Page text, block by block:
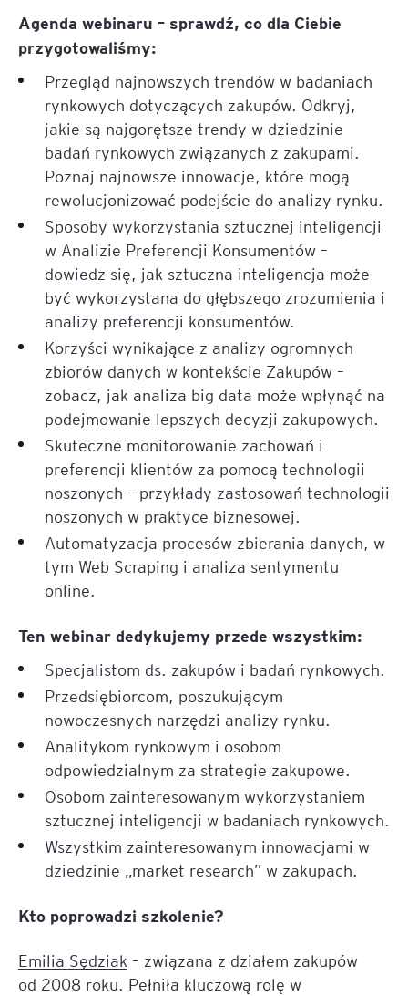
Agenda webinaru – sprawdź, co dla Ciebie
przygotowaliśmy:
Przegląd najnowszych trendów w badaniach
rynkowych dotyczących zakupów. Odkryj,
jakie są najgorętsze trendy w dziedzinie
badań rynkowych związanych z zakupami.
Poznaj najnowsze innowacje, które mogą
rewolucjonizować podejście do analizy rynku.
Sposoby wykorzystania sztucznej inteligencji
w Analizie Preferencji Konsumentów –
dowiedz się, jak sztuczna inteligencja może
być wykorzystana do głębszego zrozumienia i
analizy preferencji konsumentów.
Korzyści wynikające z analizy ogromnych
zbiorów danych w kontekście Zakupów –
zobacz, jak analiza big data może wpłynąć na
podejmowanie lepszych decyzji zakupowych.
Skuteczne monitorowanie zachowań i
preferencji klientów za pomocą technologii
noszonych – przykłady zastosowań technologii
noszonych w praktyce biznesowej.
Automatyzacja procesów zbierania danych, w
tym Web Scraping i analiza sentymentu
online.
Ten webinar dedykujemy przede wszystkim:
Specjalistom ds. zakupów i badań rynkowych.
Przedsiębiorcom, poszukującym
nowoczesnych narzędzi analizy rynku.
Analitykom rynkowym i osobom
odpowiedzialnym za strategie zakupowe.
Osobom zainteresowanym wykorzystaniem
sztucznej inteligencji w badaniach rynkowych.
Wszystkim zainteresowanym innowacjami w
dziedzinie „market research” w zakupach.
Kto poprowadzi szkolenie?
Emilia Sędziak – związana z działem zakupów
od 2008 roku. Pełniła kluczową rolę w